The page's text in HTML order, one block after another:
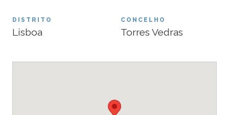
DISTRITO
Lisboa
CONCELHO
Torres Vedras